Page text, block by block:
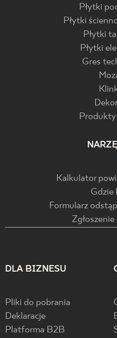
Płytki
Płytki
Płytki
Płytki
Gres
Produkty
Kalkulator
Gdzie
Formularz
DLA BIZNESU
Pliki do pobrania
Deklaracje
Platforma B2B